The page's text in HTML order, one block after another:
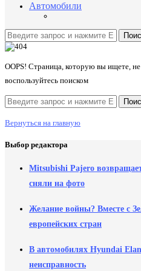
Автомобили
OOPS! Страница, которую вы ищете,
воспользуйтесь поиском
Вернуться на главную
Выбор редактора
Mitsubishi Pajero
сняли на фото
Желание войны? Вместе с
европейских стран
В автомобилях Hyundai
неисправность